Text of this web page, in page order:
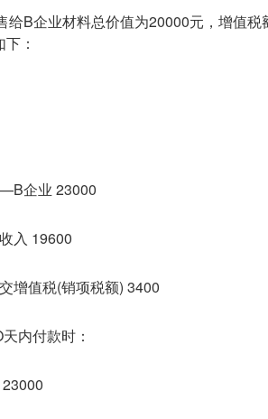
给B企业材料总价值为20000元，增值
：
企业 23000
入 19600
增值税(销项税额) 3400
内付款时：